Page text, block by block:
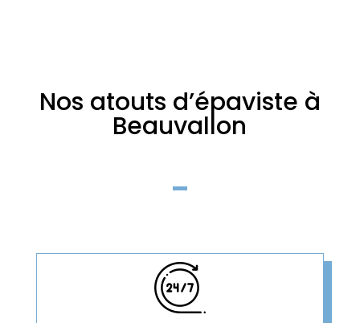
Nos atouts d’épaviste à
Beauvallon